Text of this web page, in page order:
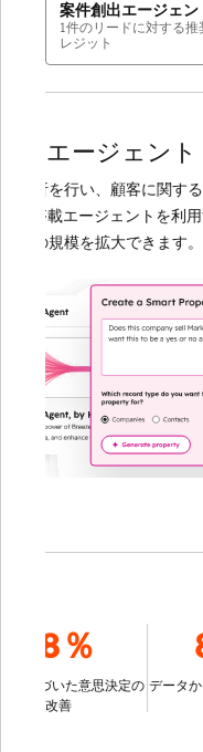
案件創出エージェン
1件のリードに対する
レジット
エージェント
を行い、顧客に関する回答
載エージェントを利用する
規模を拡大できます。もっ
％
いた意思決定の データからの
の